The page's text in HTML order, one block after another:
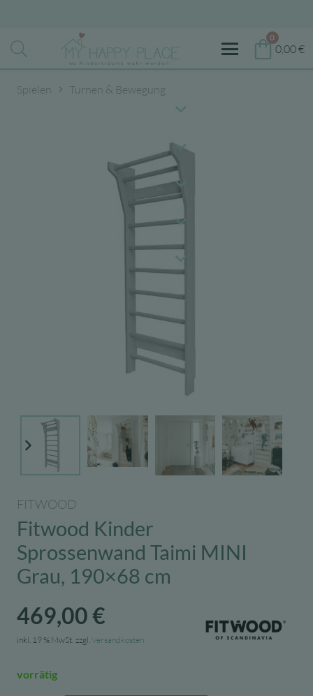
0
0,00€
Spielen Turnen & Bewegung
FITWOOD
Fitwood Kinder
Sprossenwand Taimi MINI
Grau, 190×68 cm
469,00€
inkl. 19 % MwSt. zzgl. Versandkosten
vorrätig